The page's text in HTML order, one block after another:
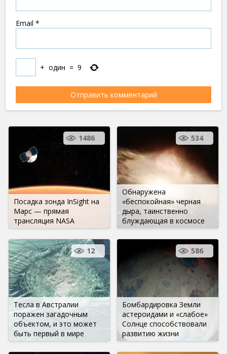
Email *
+ один = 9
Посадка зонда InSight на
Марс — прямая
трансляция NASA
1486
Обнаружена
«беспокойная» черная
дыра, таинственно
блуждающая в космосе
534
Тесла в Австралии
поражен загадочным
объектом, и это может
быть первый в мире
12
Бомбардировка Земли
астероидами и «слабое»
Солнце способствовали
развитию жизни
586